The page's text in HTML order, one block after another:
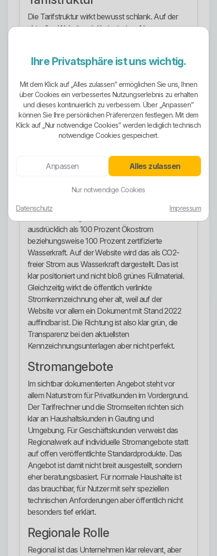
Die Tarifstruktur wirkt bewusst schlank. Auf der
aktuellen Website wird kein riesiger Namenszoo
sowie individuelle Angebote für Firmenkunden
ein maßgeschneiderter Strom- oder Gastarif im
gesamten Bayernwerk-Netzgebiet in Aussicht
gestellt. Einen öffentlich klar ausgewiesenen
Standardtarif für Wärmepumpe, Nachtspeicher
oder E-Mobilität habe ich auf der aktuellen
Wer hier also eine voll ausdefinierte
Spezialtarifwelt erwartet, erwartet zu viel.
Ökostrom-Ausrichtung
Die Ökostrom-Ausrichtung ist einer der stärksten
ausdrücklich als 100 Prozent Ökostrom
beziehungsweise 100 Prozent zertifizierte
Wasserkraft. Auf der Website wird das als CO2-
freier Strom aus Wasserkraft dargestellt. Das ist
klar positioniert und nicht bloß grünes Füllmaterial.
Gleichzeitig wirkt die öffentlich verlinkte
Stromkennzeichnung eher alt, weil auf der
Website vor allem ein Dokument mit Stand 2022
auffindbar ist. Die Richtung ist also klar grün, die
Transparenz bei den aktuellsten
Kennzeichnungsunterlagen aber nicht perfekt.
Stromangebote
Im sichtbar dokumentierten Angebot steht vor
allem Naturstrom für Privatkunden im Vordergrund.
Der Tarifrechner und die Stromseiten richten sich
klar an Haushaltskunden in Gauting und
Umgebung. Für Geschäftskunden verweist das
Regionalwerk auf individuelle Stromangebote statt
auf offen veröffentlichte Standardprodukte. Das
Angebot ist damit nicht breit ausgestellt, sondern
eher beratungsbasiert. Für normale Haushalte ist
das brauchbar, für Nutzer mit sehr speziellen
technischen Anforderungen aber öffentlich nicht
besonders tief erklärt.
Regionale Rolle
Regional ist das Unternehmen klar relevant, aber
Ihre Privatsphäre ist uns wichtig.
Mit dem Klick auf „Alles zulassen” ermöglichen Sie uns, Ihnen
über Cookies ein verbessertes Nutzungserlebnis zu erhalten
und dieses kontinuierlich zu verbessern. Über „Anpassen”
können Sie Ihre persönlichen Präferenzen festlegen. Mit dem
Klick auf „Nur notwendige Cookies” werden lediglich technisch
notwendige Cookies gespeichert.
Anpassen Alles zulassen
Nur notwendige Cookies
Datenschutz Impressum